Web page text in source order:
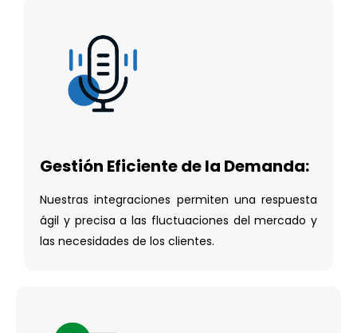
Gestión Eficiente de la Demanda:
Nuestras integraciones permiten una respuesta
ágil y precisa a las fluctuaciones del mercado y
las necesidades de los clientes.